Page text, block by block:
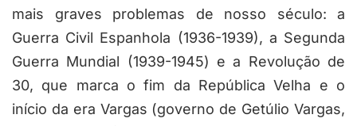
mais graves problemas de nosso século: a
Guerra Civil Espanhola (1936-1939), a Segunda
Guerra Mundial (1939-1945) e a Revolução de
30, que marca o fim da República Velha e o
início da era Vargas (governo de Getúlio Vargas,